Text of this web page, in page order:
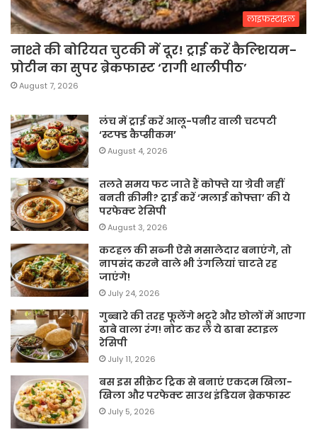
लाइफस्टाइल
नाश्ते की बोरियत चुटकी में दूर! ट्राई करें कैल्शियम-
प्रोटीन का सुपर ब्रेकफास्ट ‘रागी थालीपीठ’
August 7, 2026
लंच में ट्राई करें आलू-पनीर वाली चटपटी
‘स्टफ्ड कैप्सीकम’
August 4, 2026
तलते समय फट जाते हैं कोफ्ते या ग्रेवी नहीं
बनती क्रीमी? ट्राई करें ‘मलाई कोफ्ता’ की ये
परफेक्ट रेसिपी
August 3, 2026
कटहल की सब्जी ऐसे मसालेदार बनाएंगे, तो
नापसंद करने वाले भी उंगलियां चाटते रह
जाएंगे!
July 24, 2026
गुब्बारे की तरह फूलेंगे भटूरे और छोलों में आएगा
ढाबे वाला रंग! नोट कर लें ये ढाबा स्टाइल
रेसिपी
July 11, 2026
बस इस सीक्रेट ट्रिक से बनाएं एकदम खिला-
खिला और परफेक्ट साउथ इंडियन ब्रेकफास्ट
July 5, 2026